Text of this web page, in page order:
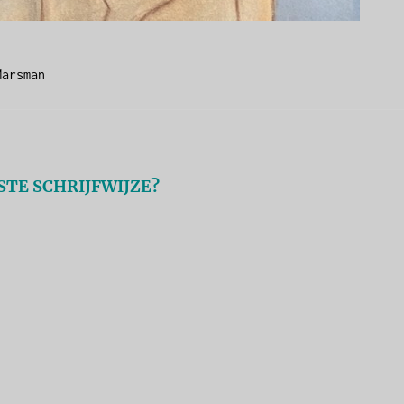
SCHRIJFWIJZE?